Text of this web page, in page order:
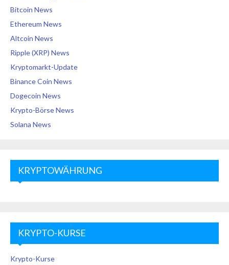
Bitcoin News
Ethereum News
Altcoin News
Ripple (XRP) News
Kryptomarkt-Update
Binance Coin News
Dogecoin News
Krypto-Börse News
Solana News
KRYPTOWÄHRUNG
KRYPTO-KURSE
Krypto-Kurse